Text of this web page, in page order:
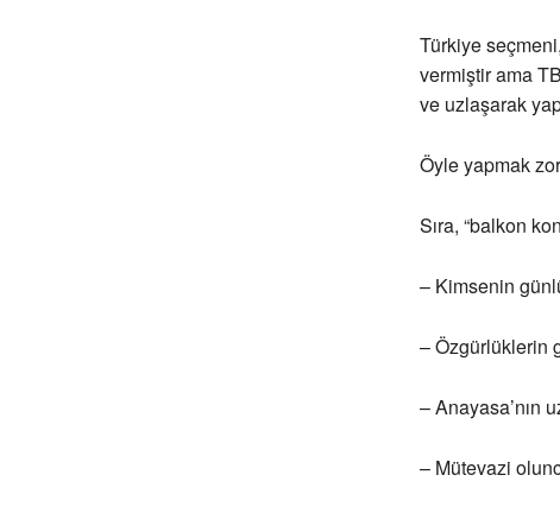
Türkiye
vermiştir ama
ve uzlaşarak
Öyle yapmak
Sıra, “balkon
– Kimsenin
– Özgürlüklerin
– Anayasa’nın
– Mütevazi